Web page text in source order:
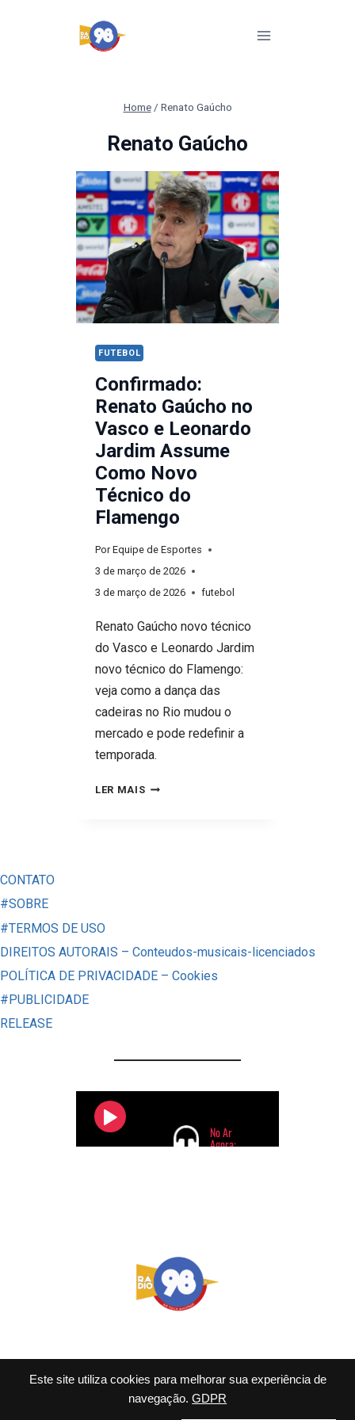
Este site utiliza cookies para melhorar sua experiência de
navegação. GDPR
Home / Renato Gaúcho
Renato Gaúcho
FUTEBOL
Confirmado:
Renato Gaúcho no
Vasco e Leonardo
Jardim Assume
Como Novo
Técnico do
Flamengo
Por Equipe de Esportes
3 de março de 2026
3 de março de 2026
futebol
Renato Gaúcho novo técnico
do Vasco e Leonardo Jardim
novo técnico do Flamengo:
veja como a dança das
cadeiras no Rio mudou o
mercado e pode redefinir a
temporada.
LER MAISCONFIRMADO:
ASSUME
COMO
CONTATO
#SOBRE
#TERMOS DE USO
DIREITOS AUTORAIS – Conteudos-musicais-licenciados
POLÍTICA DE PRIVACIDADE – Cookies
#PUBLICIDADE
RELEASE